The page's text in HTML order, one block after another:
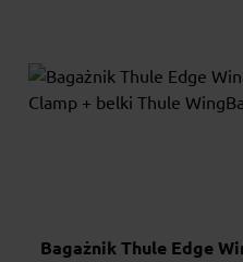
Bagażnik Thule Edge